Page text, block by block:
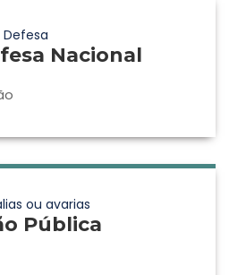
Defesa
Nacional
ou avarias
Pública